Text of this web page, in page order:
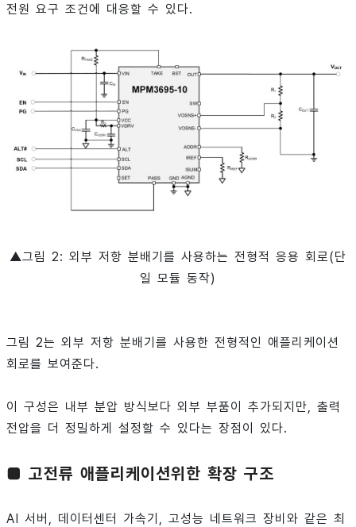
전원 요구 조건에 대응할 수 있다.
▲그림 2: 외부 저항 분배기를 사용하는 전형적 응용 회로(단
일 모듈 동작)
그림 2는 외부 저항 분배기를 사용한 전형적인 애플리케이션
회로를 보여준다.
이 구성은 내부 분압 방식보다 외부 부품이 추가되지만, 출력
전압을 더 정밀하게 설정할 수 있다는 장점이 있다.
■ 고전류 애플리케이션위한 확장 구조
AI 서버, 데이터센터 가속기, 고성능 네트워크 장비와 같은 최